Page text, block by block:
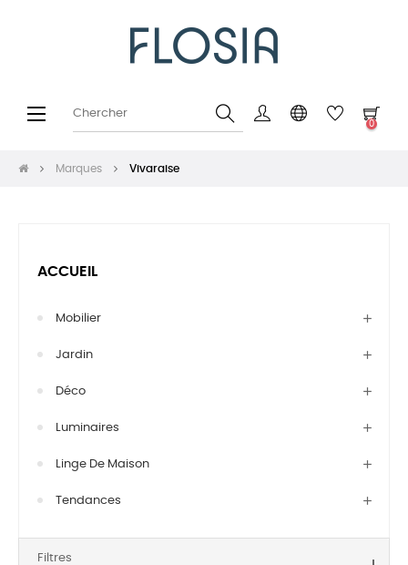
Basculer
☰
0
Marques Vivaraise
ACCUEIL
Mobilier
Jardin
Déco
Luminaires
Linge De Maison
Tendances
Filtres